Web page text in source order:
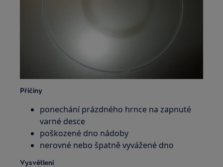
Příčiny
ponechání prázdného hrnce na zapnuté
varné desce
poškozené dno nádoby
nerovné nebo špatně vyvážené dno
Vysvětlení